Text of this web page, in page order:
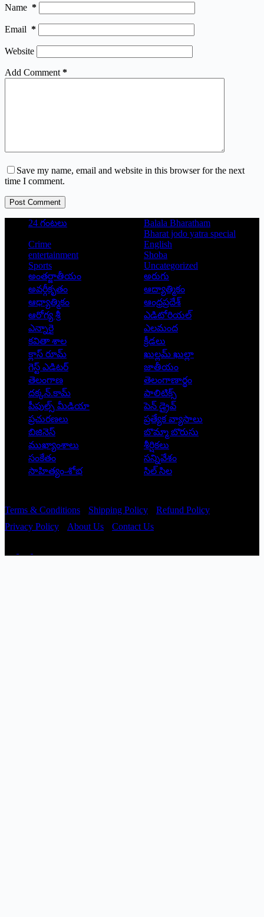
Name *
Email *
Website
Add Comment *
Save my name, email and website in this browser for the next
time I comment.
Post Comment
24 గంటలు
Balala Bharatham
Bharat jodo yatra special
Crime
English
entertainment
Shoba
Sports
Uncategorized
అంతర్జాతీయం
అరుగు
అవర్గీకృతం
ఆద్యాత్మికం
ఆధ్యాత్మికం
ఆంధ్రప్రదేశ్
ఆరోగ్య శ్రీ
ఎడిటోరియల్
ఎన్నారై
ఎలమంద
కవితా శాల
క్రీడలు
క్లాస్ రూమ్
ఖుల్లమ్ ఖుల్లా
గెస్ట్ ఎడిటర్
జాతీయం
తెలంగాణ
తెలంగాణార్థం
దక్కన్.కామ్
పాలిటిక్స్
పీపుల్స్ ‌మీడియా
పెన్ డ్రైవ్
ప్రచురణలు
ప్రత్యేక వ్యాసాలు
బిజినెస్
బొమ్మా బొరుసు
ముఖ్యాంశాలు
శీర్షికలు
సంకేతం
సన్నివేశం
సాహిత్యం-శోభ
సిల్ సిల
Terms & Conditions Shipping Policy
Refund Policy
Privacy Policy
About Us Contact Us